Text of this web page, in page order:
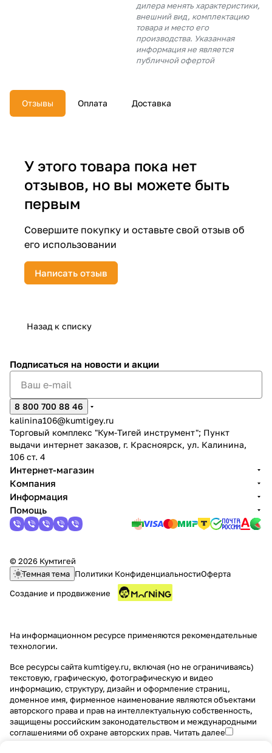
дилера менять характеристики,
внешний вид, комплектацию
товара и место его
производства. Указанная
информация не является
публичной офертой
Отзывы Оплата Доставка
У этого товара пока нет
отзывов, но вы можете быть
первым
Совершите покупку и оставьте свой отзыв об
его использовании
Написать отзыв
Назад к списку
Подписаться на новости и акции
8 800 700 88 46
kalinina106@kumtigey.ru
Торговый комплекс "Кум-Тигей инструмент"; Пункт
выдачи интернет заказов, г. Красноярск, ул. Калинина,
106 ст. 4
Интернет-магазин
Компания
Информация
Помощь
© 2026 Кумтигей
Темная тема Политики КонфиденциальностиОферта
Создание и продвижение
На информационном ресурсе применяются рекомендательные
технологии.
Все ресурсы сайта kumtigey.ru, включая (но не ограничиваясь)
текстовую, графическую, фотографическую и видео
информацию, структуру, дизайн и оформление страниц,
доменное имя, фирменное наименование являются объектами
авторского права и прав на интеллектуальную собственность,
защищены российским законодательством и международными
соглашениями об охране авторских прав. Читать далее
25
раз в 2
Остались вопросы?
8 800 302-02-51
plait.ru